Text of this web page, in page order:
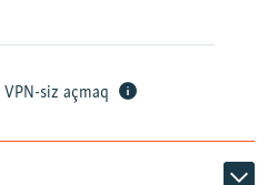
VPN-siz açmaq